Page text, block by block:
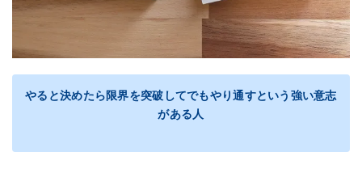
やると決めたら限界を突破してでもやり通すという強い意志
がある人